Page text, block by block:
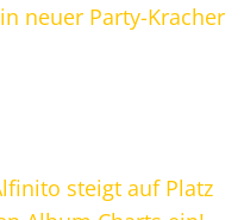
neuer Party-Kracher
steigt auf Platz